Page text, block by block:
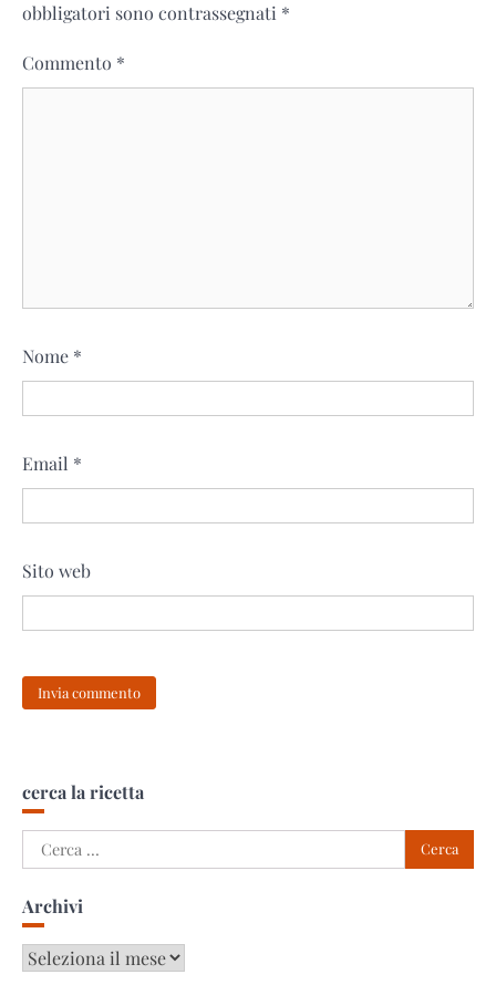
obbligatori sono contrassegnati *
Commento *
Nome *
Email *
Sito web
cerca la ricetta
Ricerca
per:
Archivi
Archivi